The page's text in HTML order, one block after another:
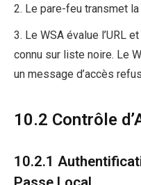
2. Le pare-feu transmet
3. Le WSA évalue l’URL
connu sur liste noire. Le
un message d’accès
10.2 Contrôle
10.2.1